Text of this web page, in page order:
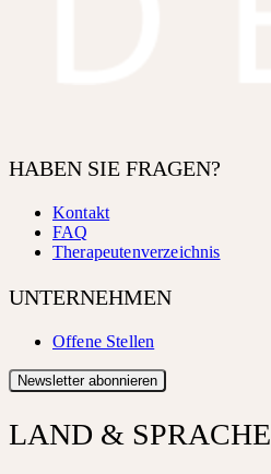
HABEN SIE FRAGEN?
Kontakt
FAQ
Therapeutenverzeichnis
UNTERNEHMEN
Offene Stellen
Newsletter abonnieren
LAND & SPRACHE